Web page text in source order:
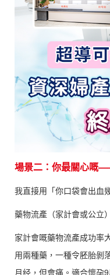
場景二：你最關心嘅
我直接用「你口袋會出血
藥物流產（家計會或公立
家計會嘅藥物流產成功率
用兩種藥，一種令胚胎剝
月经，但會痛。適合懷孕9